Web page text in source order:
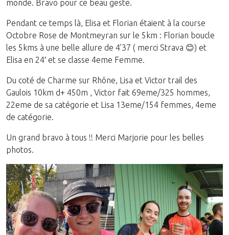
monde. Bravo pour ce beau geste.
Pendant ce temps là, Elisa et Florian étaient à la course
Octobre Rose de Montmeyran sur le 5km : Florian boucle
les 5kms à une belle allure de 4’37 ( merci Strava 😊) et
Elisa en 24′ et se classe 4eme Femme.
Du coté de Charme sur Rhône, Lisa et Victor trail des
Gaulois 10km d+ 450m , Victor fait 69eme/325 hommes,
22eme de sa catégorie et Lisa 13eme/154 femmes, 4eme
de catégorie.
Un grand bravo à tous !! Merci Marjorie pour les belles
photos.